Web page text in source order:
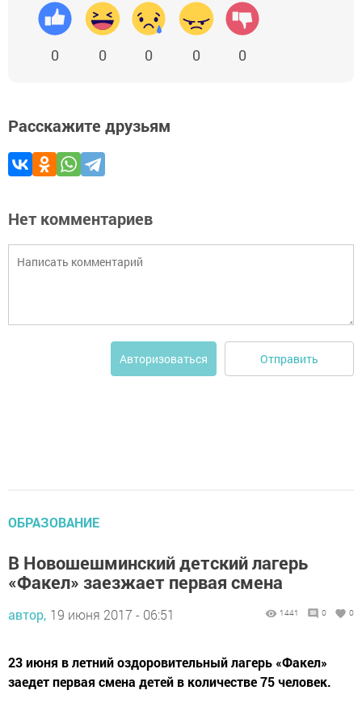
0 0 0 0 0
Расскажите друзьям
Нет комментариев
Авторизоваться Отправить
ОБРАЗОВАНИЕ
В Новошешминский детский лагерь
«Факел» заезжает первая смена
автор, 19 июня 2017 - 06:51 1441 0 0
23 июня в летний оздоровительный лагерь «Факел»
заедет первая смена детей в количестве 75 человек.